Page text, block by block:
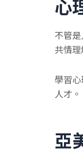
心
不管
共情
學習
人才。
亞